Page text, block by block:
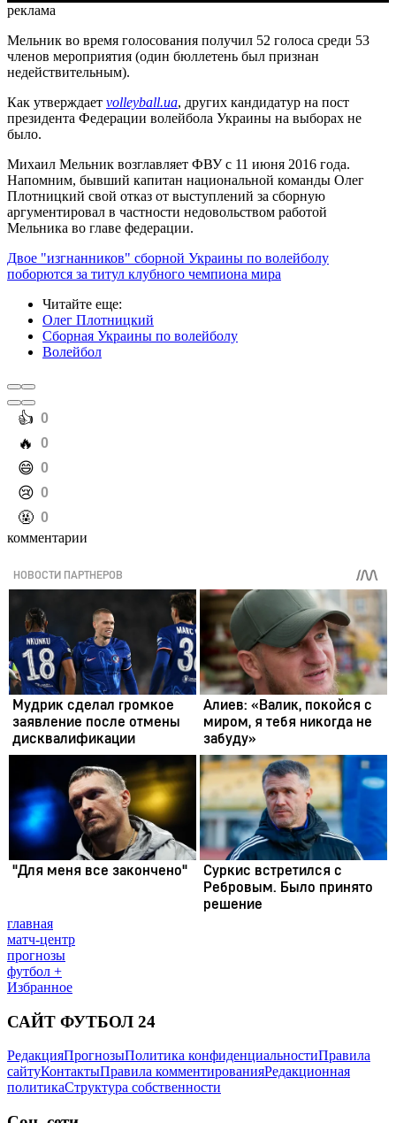
реклама
Мельник во время голосования получил 52 голоса среди 53
членов мероприятия (один бюллетень был признан
недействительным).
Как утверждает volleyball.ua, других кандидатур на пост
президента Федерации волейбола Украины на выборах не
было.
Михаил Мельник возглавляет ФВУ с 11 июня 2016 года.
Напомним, бывший капитан национальной команды Олег
Плотницкий свой отказ от выступлений за сборную
аргументировал в частности недовольством работой
Мельника во главе федерации.
Двое "изгнанников" сборной Украины по волейболу
поборются за титул клубного чемпиона мира
Читайте еще:
Олег Плотницкий
Сборная Украины по волейболу
Волейбол
️👍 0
️🔥 0
️😄 0
️😢 0
️🤬 0
комментарии
главная
матч-центр
прогнозы
футбол +
Избранное
САЙТ ФУТБОЛ 24
РедакцияПрогнозыПолитика конфиденциальностиПравила
сайтуКонтактыПравила комментированияРедакционная
политикаСтруктура собственности